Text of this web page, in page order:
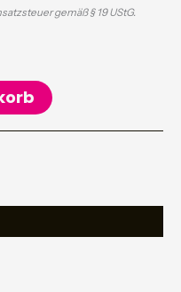
gemäß § 19 UStG.